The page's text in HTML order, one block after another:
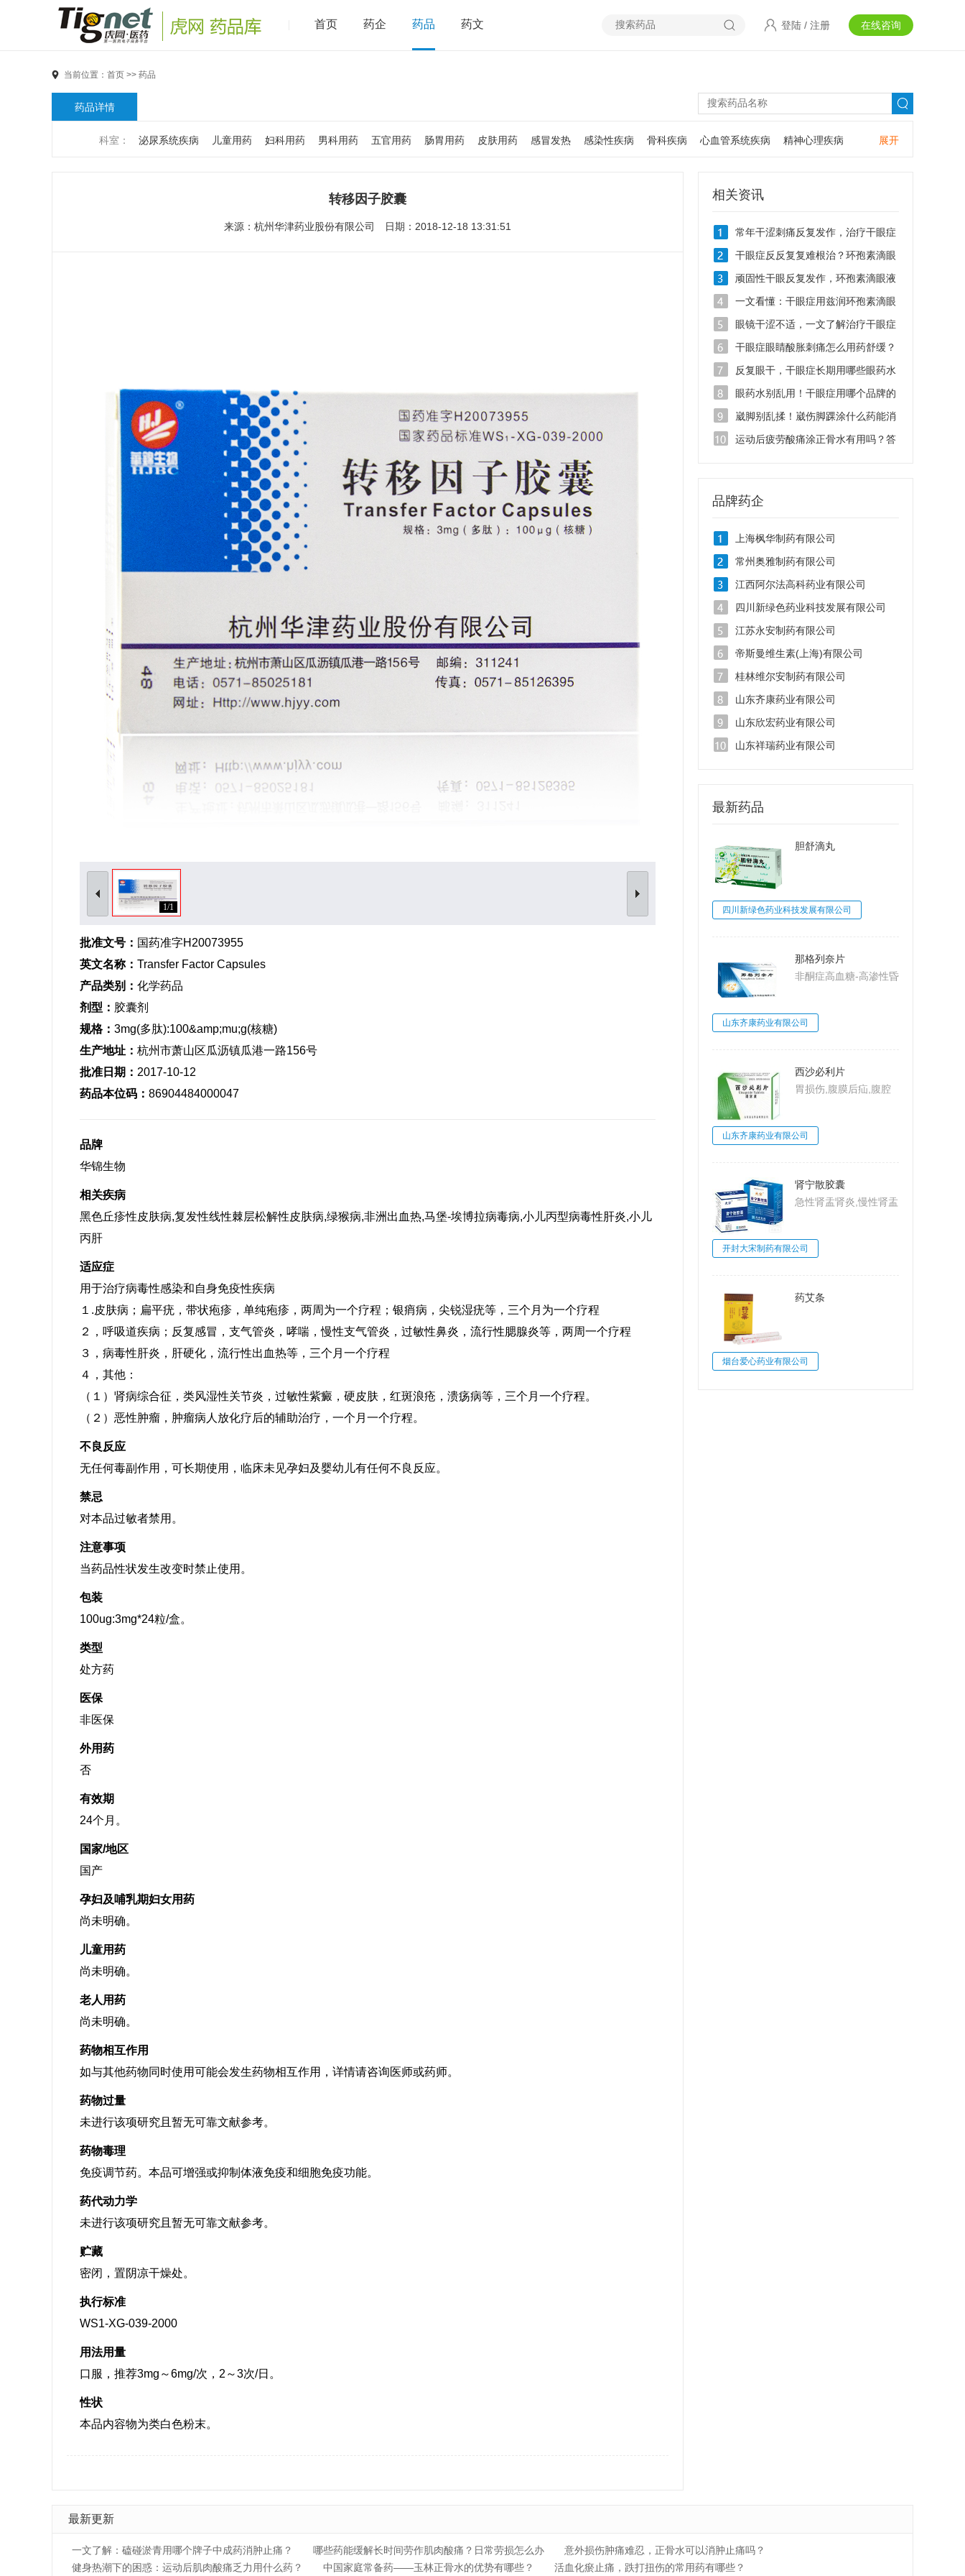
首页 药企 药品 药文 在线咨询
登陆 / 注册
当前位置： 首页 >> 药品
药品详情
展开
科室： 泌尿系统疾病 儿童用药 妇科用药 男科用药 五官用药 肠胃用药 皮肤用药 感冒发热 感染性疾病 骨科疾病 心血管系统疾病 精神心理疾病
血液和淋巴系统疾病 女性生殖及妊娠疾病
转移因子胶囊
来源： 杭州华津药业股份有限公司 日期：2018-12-18 13:31:51
1/1
批准文号： 国药准字H20073955
英文名称： Transfer Factor Capsules
产品类别： 化学药品
剂型： 胶囊剂
规格： 3mg(多肽):100&amp;mu;g(核糖)
生产地址： 杭州市萧山区瓜沥镇瓜港一路156号
批准日期： 2017-10-12
药品本位码： 86904484000047
品牌
华锦生物
相关疾病
黑色丘疹性皮肤病,复发性线性棘层松解性皮肤病,绿猴病,非洲出血热,马堡-埃博拉病毒病,小儿丙型病毒性肝炎,小儿
丙肝
适应症
用于治疗病毒性感染和自身免疫性疾病
１.皮肤病；扁平疣，带状疱疹，单纯疱疹，两周为一个疗程；银痟病，尖锐湿疣等，三个月为一个疗程
２，呼吸道疾病；反复感冒，支气管炎，哮喘，慢性支气管炎，过敏性鼻炎，流行性腮腺炎等，两周一个疗程
３，病毒性肝炎，肝硬化，流行性出血热等，三个月一个疗程
４，其他：
（１）肾病综合征，类风湿性关节炎，过敏性紫癜，硬皮肤，红斑浪疮，溃疡病等，三个月一个疗程。
（２）恶性肿瘤，肿瘤病人放化疗后的辅助治疗，一个月一个疗程。
不良反应
无任何毒副作用，可长期使用，临床未见孕妇及婴幼儿有任何不良反应。
禁忌
对本品过敏者禁用。
注意事项
当药品性状发生改变时禁止使用。
包装
100ug:3mg*24粒/盒。
类型
处方药
医保
非医保
外用药
否
有效期
24个月。
国家/地区
国产
孕妇及哺乳期妇女用药
尚未明确。
儿童用药
尚未明确。
老人用药
尚未明确。
药物相互作用
如与其他药物同时使用可能会发生药物相互作用，详情请咨询医师或药师。
药物过量
未进行该项研究且暂无可靠文献参考。
药物毒理
免疫调节药。本品可增强或抑制体液免疫和细胞免疫功能。
药代动力学
未进行该项研究且暂无可靠文献参考。
贮藏
密闭，置阴凉干燥处。
执行标准
WS1-XG-039-2000
用法用量
口服，推荐3mg～6mg/次，2～3次/日。
性状
本品内容物为类白色粉末。
相关资讯
常年干涩刺痛反复发作，治疗干眼症
用什么滴眼液
干眼症反反复复难根治？环孢素滴眼
液Ⅱ0.05%的作用有哪些
顽固性干眼反复发作，环孢素滴眼液
Ⅱ治疗干眼症效果好吗
一文看懂：干眼症用兹润环孢素滴眼
液管用吗？
眼镜干涩不适，一文了解治疗干眼症
的滴眼液有哪些品牌
干眼症眼睛酸胀刺痛怎么用药舒缓？
找准病根是关键
反复眼干，干眼症长期用哪些眼药水
安全不刺激？
眼药水别乱用！干眼症用哪个品牌的
眼药水治疗效果好？
崴脚别乱揉！崴伤脚踝涂什么药能消
肿止痛？
运动后疲劳酸痛涂正骨水有用吗？答
品牌药企
上海枫华制药有限公司
常州奥雅制药有限公司
江西阿尔法高科药业有限公司
四川新绿色药业科技发展有限公司
江苏永安制药有限公司
帝斯曼维生素(上海)有限公司
桂林维尔安制药有限公司
山东齐康药业有限公司
山东欣宏药业有限公司
山东祥瑞药业有限公司
最新药品
胆舒滴丸
四川新绿色药业科技发展有限公司
那格列奈片
非酮症高血糖-高渗性昏
山东齐康药业有限公司
西沙必利片
胃损伤,腹膜后疝,腹腔
大肠梗阻,肠系膜上动脉
山东齐康药业有限公司
肾宁散胶囊
急性肾盂肾炎,慢性肾盂
开封大宋制药有限公司
药艾条
烟台爱心药业有限公司
最新更新
一文了解：磕碰淤青用哪个牌子中成药消肿止痛？ 哪些药能缓解长时间劳作肌肉酸痛？日常劳损怎么办
意外损伤肿痛难忍，正骨水可以消肿止痛吗？
健身热潮下的困惑：运动后肌肉酸痛乏力用什么药？
中国家庭常备药——玉林正骨水的优势有哪些？ 活血化瘀止痛，跌打扭伤的常用药有哪些？